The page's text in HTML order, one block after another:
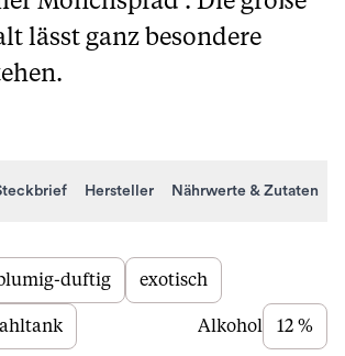
lässt ganz besondere
Hersteller Nährwerte & Zutaten
duftig exotisch
Alkohol 12 %